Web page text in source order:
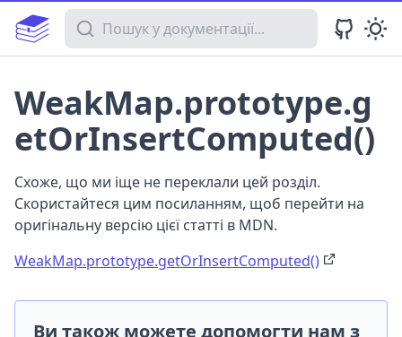
Пошук у документації
WeakMap.prototype.g
etOrInsertComputed()
Схоже, що ми іще не переклали цей розділ.
Скористайтеся цим посиланням, щоб перейти на
оригінальну версію цієї статті в MDN.
WeakMap.prototype.getOrInsertComputed()
Ви також можете допомогти нам з